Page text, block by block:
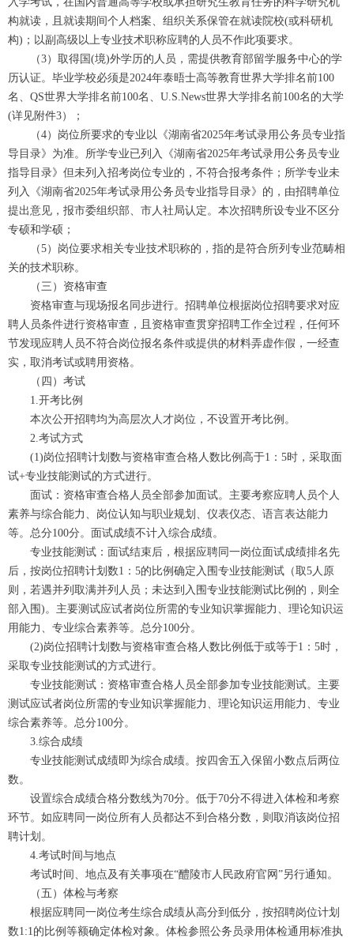
构就读，且就读期间个人档案、组织关系保管在就读院校(或科研机
构)；以副高级以上专业技术职称应聘的人员不作此项要求。
（3）取得国(境)外学历的人员，需提供教育部留学服务中心的学
历认证。毕业学校必须是2024年泰晤士高等教育世界大学排名前100
名、QS世界大学排名前100名、U.S.News世界大学排名前100名的大学
(详见附件3）；
（4）岗位所要求的专业以《湖南省2025年考试录用公务员专业指
导目录》为准。所学专业已列入《湖南省2025年考试录用公务员专业
指导目录》但未列入招考岗位专业的，不符合报考条件；所学专业未
列入《湖南省2025年考试录用公务员专业指导目录》的，由招聘单位
提出意见，报市委组织部、市人社局认定。本次招聘所设专业不区分
专硕和学硕；
（5）岗位要求相关专业技术职称的，指的是符合所列专业范畴相
关的技术职称。
（三）资格审查
资格审查与现场报名同步进行。招聘单位根据岗位招聘要求对应
聘人员条件进行资格审查，且资格审查贯穿招聘工作全过程，任何环
节发现应聘人员不符合岗位报名条件或提供的材料弄虚作假，一经查
实，取消考试或聘用资格。
（四）考试
1.开考比例
本次公开招聘均为高层次人才岗位，不设置开考比例。
2.考试方式
(1)岗位招聘计划数与资格审查合格人数比例高于1：5时，采取面
试+专业技能测试的方式进行。
面试：资格审查合格人员全部参加面试。主要考察应聘人员个人
素养与综合能力、岗位认知与职业规划、仪表仪态、语言表达能力
等。总分100分。面试成绩不计入综合成绩。
专业技能测试：面试结束后，根据应聘同一岗位面试成绩排名先
后，按岗位招聘计划数1：5的比例确定入围专业技能测试（取5人原
则，若遇并列取满并列人员；未达到入围专业技能测试比例的，则全
部入围)。主要测试应试者岗位所需的专业知识掌握能力、理论知识运
用能力、专业综合素养等。总分100分。
(2)岗位招聘计划数与资格审查合格人数比例低于或等于1：5时，
采取专业技能测试的方式进行。
专业技能测试：资格审查合格人员全部参加专业技能测试。主要
测试应试者岗位所需的专业知识掌握能力、理论知识运用能力、专业
综合素养等。总分100分。
3.综合成绩
专业技能测试成绩即为综合成绩。按四舍五入保留小数点后两位
数。
设置综合成绩合格分数线为70分。低于70分不得进入体检和考察
环节。如应聘同一岗位所有人员都达不到合格分数，则取消该岗位招
聘计划。
4.考试时间与地点
考试时间、地点及有关事项在“醴陵市人民政府官网”另行通知。
（五）体检与考察
根据应聘同一岗位考生综合成绩从高分到低分，按招聘岗位计划
数1:1的比例等额确定体检对象。体检参照公务员录用体检通用标准执